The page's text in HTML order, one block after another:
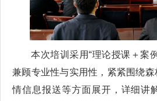
本次培训采用“理论授课＋案
兼顾专业性与实用性，紧紧围绕
情信息报送等方面展开，详细讲